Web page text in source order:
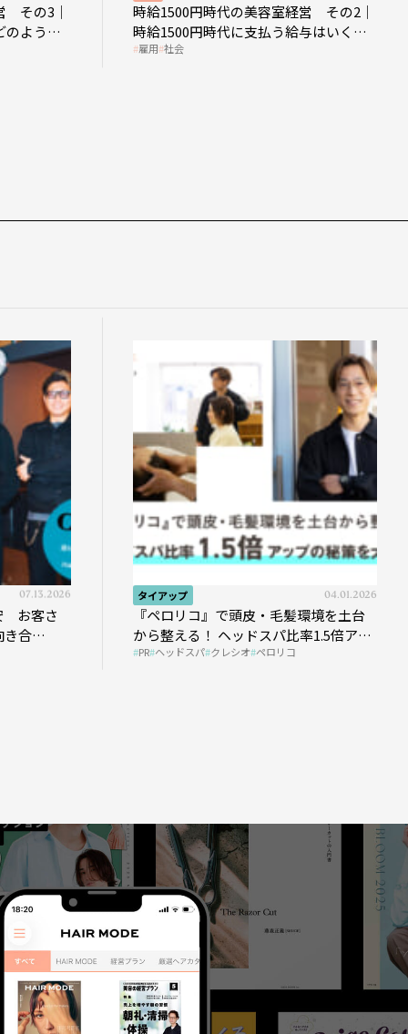
その3｜
のような
時給1500円時代の美容室経営 その2｜
時給1500円時代に支払う給与はいくら
なのか
雇用 社会
07.13.2026
お客さ
き合
タイアップ 04.01.2026
『ペロリコ』で頭皮・毛髪環境を土台
から整える！ ヘッドスパ比率1.5倍アッ
プの秘策を大公開
PR ヘッドスパ クレシオ ペロリコ